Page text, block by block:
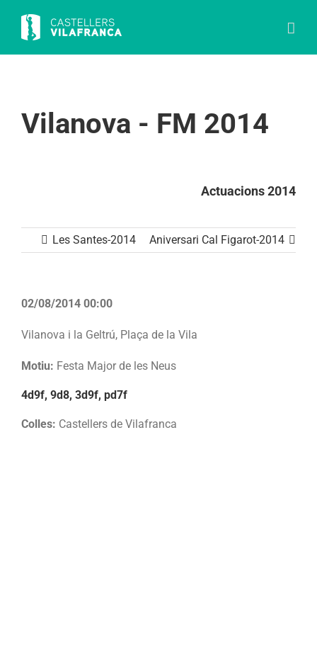
content
Vilanova - FM 2014
Actuacions 2014
Les Santes-2014 Aniversari Cal Figarot-2014
02/08/2014 00:00
Vilanova i la Geltrú, Plaça de la Vila
Motiu: Festa Major de les Neus
4d9f, 9d8, 3d9f, pd7f
Colles: Castellers de Vilafranca